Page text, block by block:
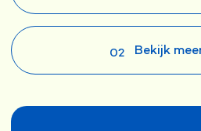
02 Bekijk